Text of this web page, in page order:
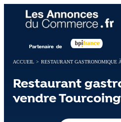
ACCUEIL > RESTAURANT GASTRONOMIQUE
Restaurant
vendre Tourcoing
Panneau de gestion des cookies